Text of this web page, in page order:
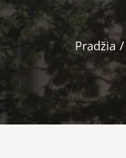
Pradžia /